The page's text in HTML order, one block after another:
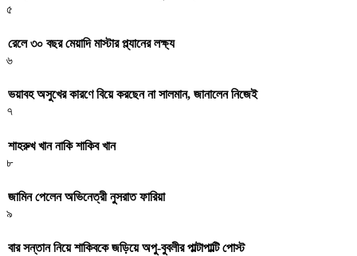
৫
রেলে ৩০ বছর মেয়াদি মাস্টার প্ল্যানের লক্ষ্য
৬
ভয়াবহ অসুখের কারণে বিয়ে করছেন না সালমান, জানালেন নিজেই
৭
শাহরুখ খান নাকি শাকিব খান
৮
জামিন পেলেন অভিনেত্রী নুসরাত ফারিয়া
৯
বার সন্তান নিয়ে শাকিবকে জড়িয়ে অপু-বুবলীর পাল্টাপাল্টি পোস্ট